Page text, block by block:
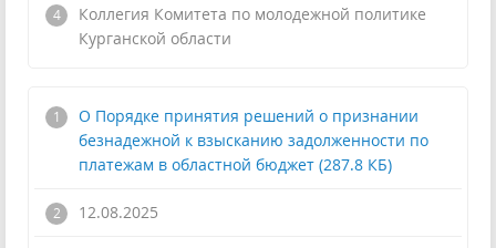
Коллегия Комитета по молодежной политике
Курганской области
О Порядке принятия решений о признании
безнадежной к взысканию задолженности по
платежам в областной бюджет (287.8 КБ)
12.08.2025